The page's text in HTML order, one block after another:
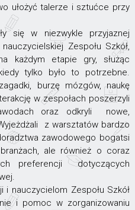
ułożyć talerze i sztućce przy
się w niezwykle przyjaznej
Zespołu Szkół,
każdym etapie gry, służąc
tylko było to potrzebne.
burzę mózgów, naukę
w zespołach poszerzyli
oraz odkryli nowe,
z warsztatów bardzo
zawodowego bogatsi
ale również o coraz
preferencji dotyczących
i nauczycielom Zespołu Szkół
i pomoc w zorganizowaniu